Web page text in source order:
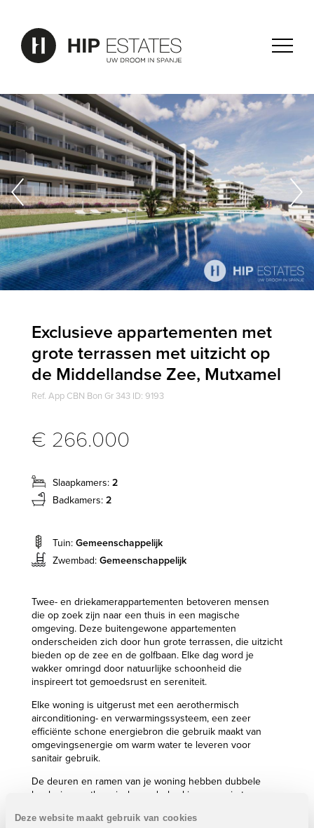
Deze website maakt gebruik van cookies
Exclusieve appartementen met
grote terrassen met uitzicht op
de Middellandse Zee, Mutxamel
Ref. App CBN Bon Gr 343 ID: 9193
€ 266.000
Slaapkamers: 2
Badkamers: 2
Tuin: Gemeenschappelijk
Zwembad: Gemeenschappelijk
Twee- en driekamerappartementen betoveren mensen
die op zoek zijn naar een thuis in een magische
omgeving. Deze buitengewone appartementen
onderscheiden zich door hun grote terrassen, die uitzicht
bieden op de zee en de golfbaan. Elke dag word je
wakker omringd door natuurlijke schoonheid die
inspireert tot gemoedsrust en sereniteit.
Elke woning is uitgerust met een aerothermisch
airconditioning- en verwarmingssysteem, een zeer
efficiënte schone energiebron die gebruik maakt van
omgevingsenergie om warm water te leveren voor
sanitair gebruik.
De deuren en ramen van je woning hebben dubbele
beglazing en thermische onderbrekingen om je te
zorgt voor grote energiebesparingen.